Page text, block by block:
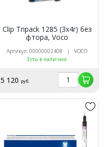
Clip Tripack 1285 (3х4г) без
фтора, Vосо
Артикул: 00000002408 | VOCO
Есть в наличии
5 120 руб.